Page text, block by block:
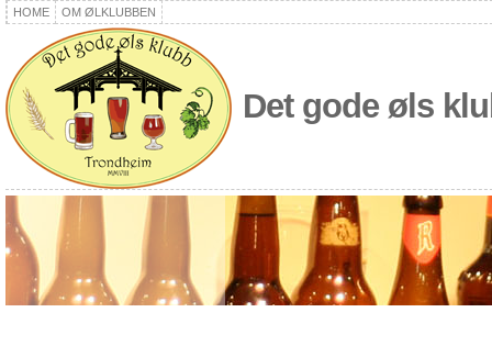
HOME OM ØLKLUBBEN
Det gode øls